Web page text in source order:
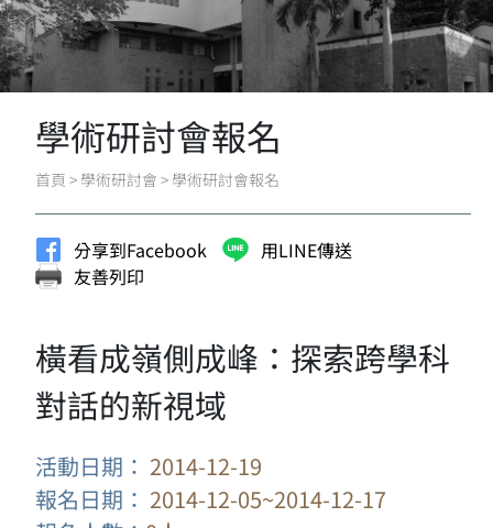
學術研討會報名
首頁 > 學術研討會 > 學術研討會報名
分享到Facebook
用LINE傳送
友善列印
橫看成嶺側成峰：探索跨學科
對話的新視域
活動日期： 2014-12-19
報名日期： 2014-12-05~2014-12-17